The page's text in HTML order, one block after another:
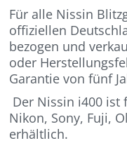
Für alle Nissin
offiziellen
bezogen und
oder
Garantie von fünf
Der Nissin i400 ist
Nikon, Sony, Fuji,
erhältlich.